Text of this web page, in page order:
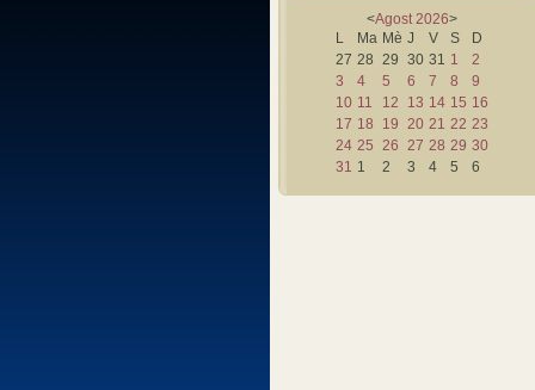
<Agost 2026>
L
Ma Mè J V S
D
27 28 29 30 31 1
2
3
4 5 6 7 8
9
10 11 12 13 14 15 16
17 18 19 20 21 22 23
24 25 26 27 28 29 30
31 1 2 3 4 5 6